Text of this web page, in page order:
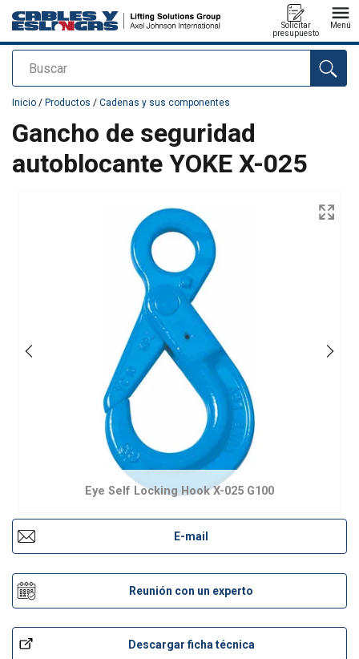
Buscar
Solicitar
presupuesto
Menú
Agregado a su presupuesto
Inicio / Productos / Cadenas y sus componentes
Gancho de seguridad
autoblocante YOKE X-025
Eye Self Locking Hook X-025 G100
E-mail
Reunión con un experto
Descargar ficha técnica